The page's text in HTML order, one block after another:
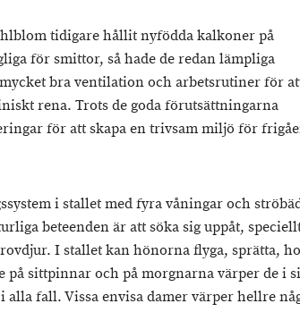
tidigare hållit nyfödda kalkoner på
för smittor, så hade de redan lämpliga
bra ventilation och arbetsrutiner för
rena. Trots de goda förutsättningarna
för att skapa en trivsam miljö för
i stallet med fyra våningar och
beteenden är att söka sig uppåt,
I stallet kan hönorna flyga, sprätta,
på sittpinnar och på morgnarna värper de i
alla fall. Vissa envisa damer värper hellre